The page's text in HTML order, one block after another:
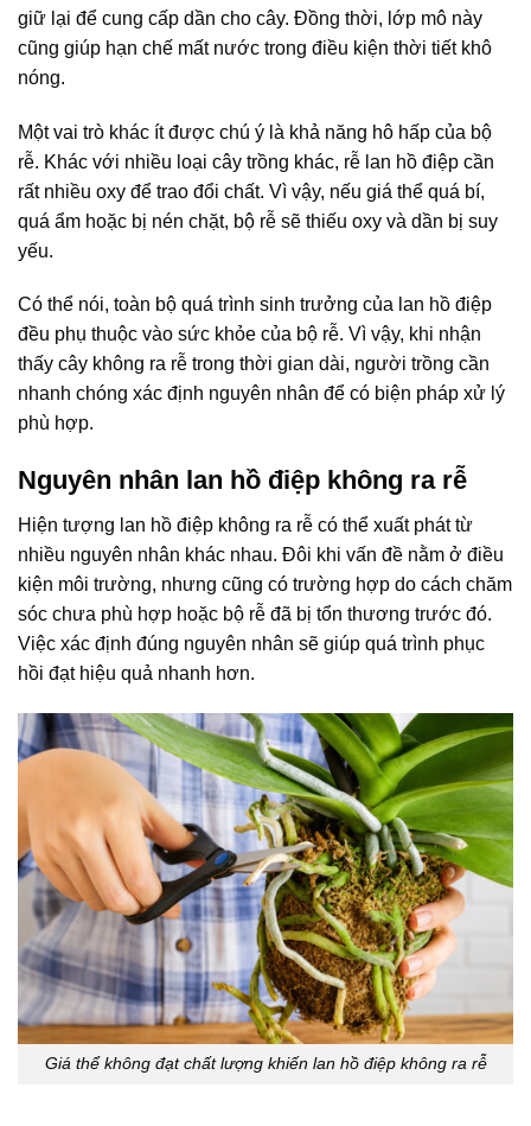
giữ lại để cung cấp dần cho cây. Đồng thời, lớp mô này
cũng giúp hạn chế mất nước trong điều kiện thời tiết khô
nóng.
Một vai trò khác ít được chú ý là khả năng hô hấp của bộ
rễ. Khác với nhiều loại cây trồng khác, rễ lan hồ điệp cần
rất nhiều oxy để trao đổi chất. Vì vậy, nếu giá thể quá bí,
quá ẩm hoặc bị nén chặt, bộ rễ sẽ thiếu oxy và dần bị suy
yếu.
Có thể nói, toàn bộ quá trình sinh trưởng của lan hồ điệp
đều phụ thuộc vào sức khỏe của bộ rễ. Vì vậy, khi nhận
thấy cây không ra rễ trong thời gian dài, người trồng cần
nhanh chóng xác định nguyên nhân để có biện pháp xử lý
phù hợp.
Nguyên nhân lan hồ điệp không ra rễ
Hiện tượng lan hồ điệp không ra rễ có thể xuất phát từ
nhiều nguyên nhân khác nhau. Đôi khi vấn đề nằm ở điều
kiện môi trường, nhưng cũng có trường hợp do cách chăm
sóc chưa phù hợp hoặc bộ rễ đã bị tổn thương trước đó.
Việc xác định đúng nguyên nhân sẽ giúp quá trình phục
hồi đạt hiệu quả nhanh hơn.
Giá thể không đạt chất lượng khiến lan hồ điệp không ra rễ